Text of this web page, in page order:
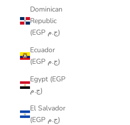
Dominican
Republic
(EGP ج.م)
Ecuador
(EGP ج.م)
Egypt (EGP
ج.م)
El Salvador
(EGP ج.م)